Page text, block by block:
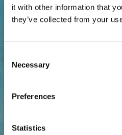
it with other information that
they’ve collected from your
Selection
Necessary
Preferences
Statistics